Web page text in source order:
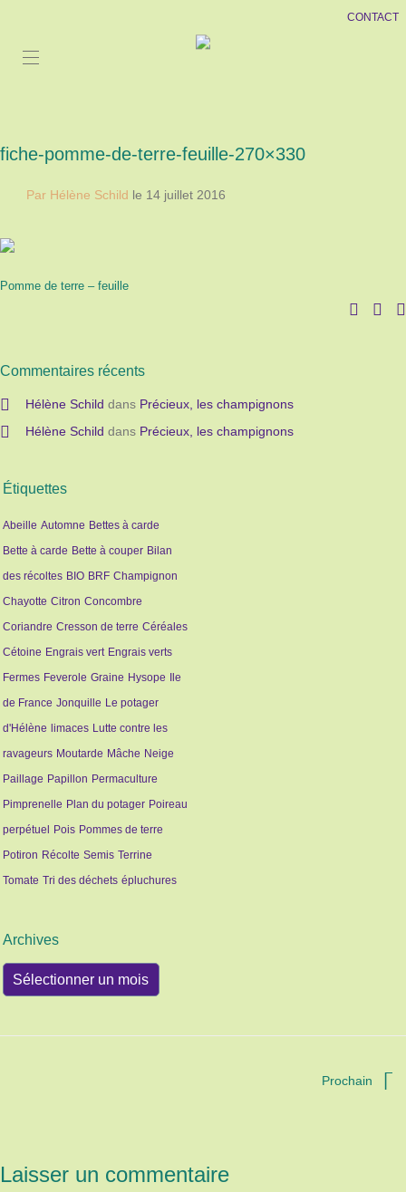
CONTACT
fiche-pomme-de-terre-feuille-270×330
Par Hélène Schild le 14 juillet 2016
Pomme de terre – feuille
Commentaires récents
Hélène Schild dans Précieux, les champignons
Hélène Schild dans Précieux, les champignons
Étiquettes
Abeille Automne Bettes à carde
Bette à carde Bette à couper Bilan
des récoltes BIO BRF Champignon
Chayotte Citron Concombre
Coriandre Cresson de terre Céréales
Cétoine Engrais vert Engrais verts
Fermes Feverole Graine Hysope
Ile
de France Jonquille Le potager
d'Hélène limaces Lutte contre les
ravageurs Moutarde Mâche Neige
Paillage Papillon Permaculture
Pimprenelle Plan du potager Poireau
perpétuel
Pois Pommes de terre
Potiron Récolte Semis Terrine
Tomate Tri des déchets épluchures
Archives
Archives
Prochain
Laisser un commentaire